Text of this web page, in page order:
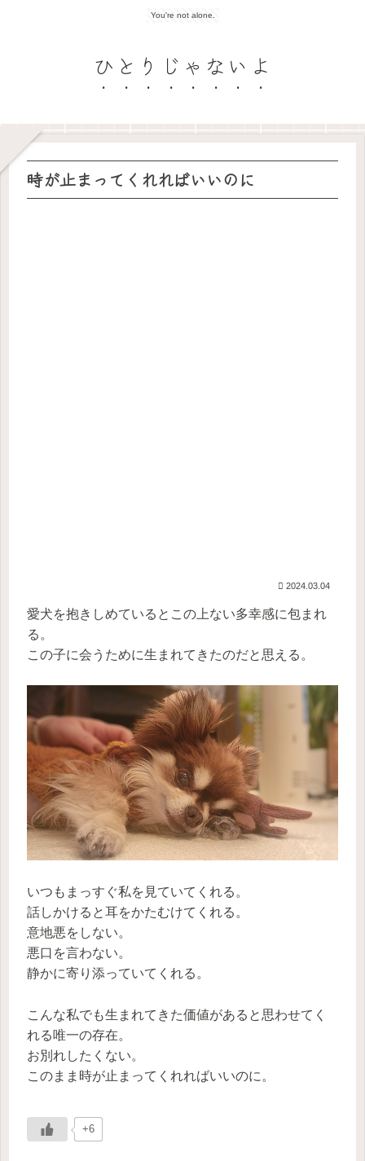
You're not alone.
ひとりじゃないよ
時が止まってくれればいいのに
2024.03.04
愛犬を抱きしめているとこの上ない多幸感に包まれ
る。
この子に会うために生まれてきたのだと思える。
いつもまっすぐ私を見ていてくれる。
話しかけると耳をかたむけてくれる。
意地悪をしない。
悪口を言わない。
静かに寄り添っていてくれる。
こんな私でも生まれてきた価値があると思わせてく
れる唯一の存在。
お別れしたくない。
このまま時が止まってくれればいいのに。
+6